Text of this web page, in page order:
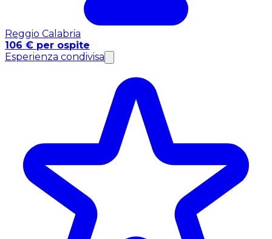
Reggio Calabria
106 € per ospite
Esperienza condivisa